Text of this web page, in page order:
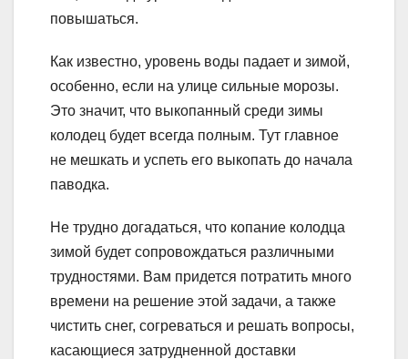
повышаться.
Как известно, уровень воды падает и зимой,
особенно, если на улице сильные морозы.
Это значит, что выкопанный среди зимы
колодец будет всегда полным. Тут главное
не мешкать и успеть его выкопать до начала
паводка.
Не трудно догадаться, что копание колодца
зимой будет сопровождаться различными
трудностями. Вам придется потратить много
времени на решение этой задачи, а также
чистить снег, согреваться и решать вопросы,
касающиеся затрудненной доставки